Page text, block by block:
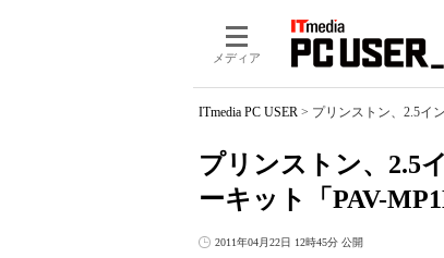
メディア
ITmedia PC USER > プリンストン、2.5イ
プリンストン、2.5
ーキット「PAV-
2011年04月22日 12時45分 公開